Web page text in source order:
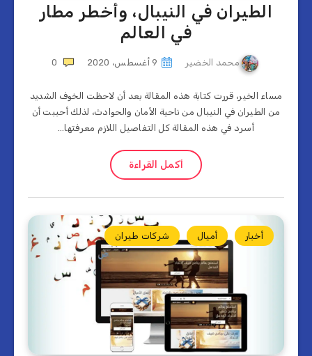
الطيران في النيبال، وأخطر مطار
في العالم
محمد الخضير 9 أغسطس، 2020 0
مساء الخير، قررت كتابة هذه المقالة بعد أن لاحظت الخوف الشديد
من الطيران في النيبال من ناحية الأمان والحوادث، لذلك أحببت أن
أسرد في هذه المقالة كل التفاصيل اللازم معرفتها…
أكمل القراءة
أخبار أميال شركات طيران